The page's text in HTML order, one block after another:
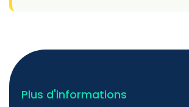
Plus d'informations